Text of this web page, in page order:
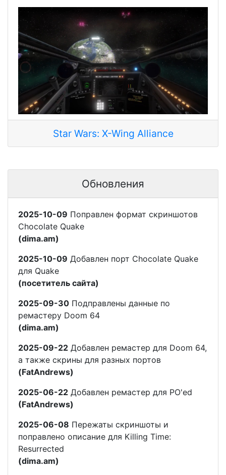
Star Wars: X-Wing Alliance
Обновления
2025-10-09 Поправлен формат скриншотов
Chocolate Quake
(dima.am)
2025-10-09 Добавлен порт Chocolate Quake
для Quake
(посетитель сайта)
2025-09-30 Подправлены данные по
ремастеру Doom 64
(dima.am)
2025-09-22 Добавлен ремастер для Doom 64,
а также скрины для разных портов
(FatAndrews)
2025-06-22 Добавлен ремастер для PO'ed
(FatAndrews)
2025-06-08 Пережаты скриншоты и
поправлено описание для Killing Time:
Resurrected
(dima.am)